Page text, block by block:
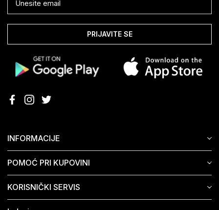
INFORMACIJE
POMOĆ PRI KUPOVINI
KORISNIČKI SERVIS
PRIJAVITE SE